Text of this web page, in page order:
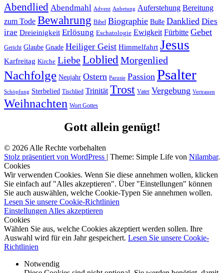
Abendlied Abendmahl Advent Anbetung Auferstehung Bereitung
zum Tode Bewahrung Bibel Biographie Buße Danklied Dies
irae Dreieinigkeit Erlösung Eschatologie Ewigkeit Fürbitte Gebet
Gericht Glaube Gnade Heiliger Geist Himmelfahrt Jesus
Karfreitag Kirche LiebeLoblied Morgenlied
Nachfolge Neujahr Ostern Parusie Passion Psalter
Schöpfung Sterbelied Tischlied Trinität Trost Vater Vergebung Vertrauen
Weihnachten Wort Gottes
Gott allein genügt!
© 2026 Alle Rechte vorbehalten
Stolz präsentiert von WordPress | Theme: Simple Life von Nilambar.
Cookies
Wir verwenden Cookies. Wenn Sie diese annehmen wollen, klicken
Sie einfach auf "Alles akzeptieren". Über "Einstellungen" können
Sie auch auswählen, welche Cookie-Typen Sie annehmen wollen.
Lesen Sie unsere Cookie-Richtlinien
EinstellungenAlles akzeptieren
Cookies
Wählen Sie aus, welche Cookies akzeptiert werden sollen. Ihre
Auswahl wird für ein Jahr gespeichert. Lesen Sie unsere Cookie-
Richtlinien
Notwendig